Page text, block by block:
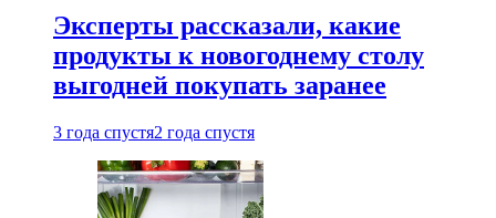
Эксперты рассказали, какие
продукты к новогоднему столу
выгодней покупать заранее
3 года спустя2 года спустя